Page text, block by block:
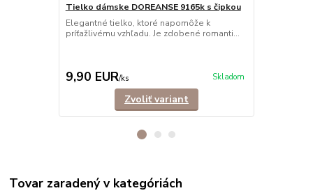
Tielko dámske DOREANSE 9165k s čipkou
Elegantné tielko, ktoré napomôže k
príťažlivému vzhľadu. Je zdobené romanti...
9,90 EUR/ks Skladom
Zvoliť variant
Tovar zaradený v kategóriách